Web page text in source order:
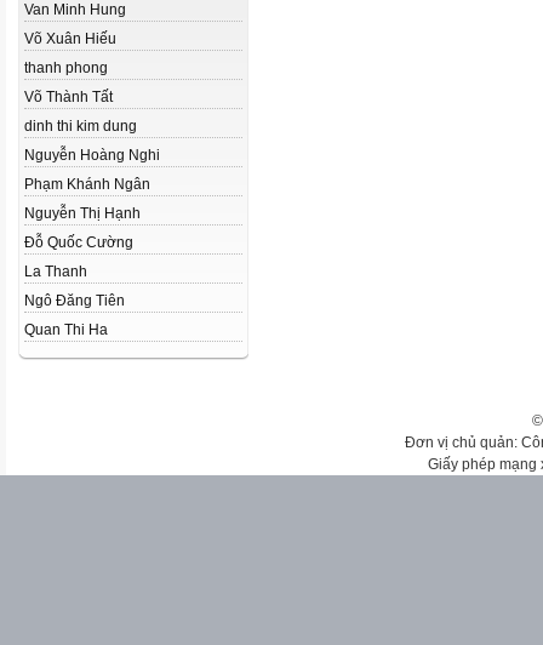
Van Minh Hung
Võ Xuân Hiếu
thanh phong
Võ Thành Tất
dinh thi kim dung
Nguyễn Hoàng Nghi
Phạm Khánh Ngân
Nguyễn Thị Hạnh
Đỗ Quốc Cường
La Thanh
Ngô Đăng Tiên
Quan Thi Ha
Đơn vị chủ quản:
Giấy phép mạng